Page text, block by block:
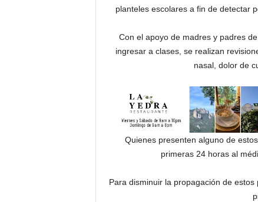
planteles escolares a fin de detectar
Con el apoyo de madres y padres
ingresar a clases, se realizan
nasal, dolor de
Quienes presenten alguno de
primeras 24 horas al
Para disminuir la propagación de